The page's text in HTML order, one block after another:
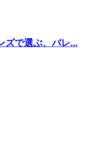
ズで選ぶ、バレ...